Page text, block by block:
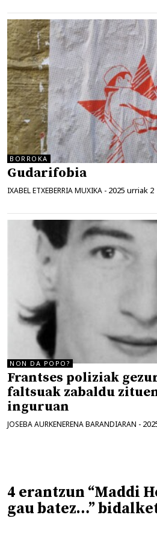
BORROKA
Gudarifobia
IXABEL ETXEBERRIA MUXIKA - 2025 urriak 2
NON DA POPO?
Frantses poliziak
faltsuak zabaldu
inguruan
JOSEBA AURKENERENA BARANDIARAN -
4 erantzun “Maddi
gau batez…”